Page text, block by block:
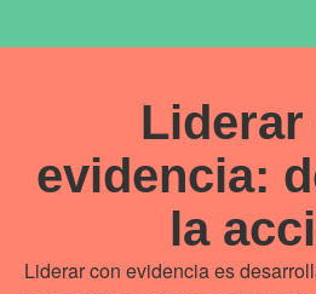
Liderar
evidencia:
la
Liderar con evidencia es